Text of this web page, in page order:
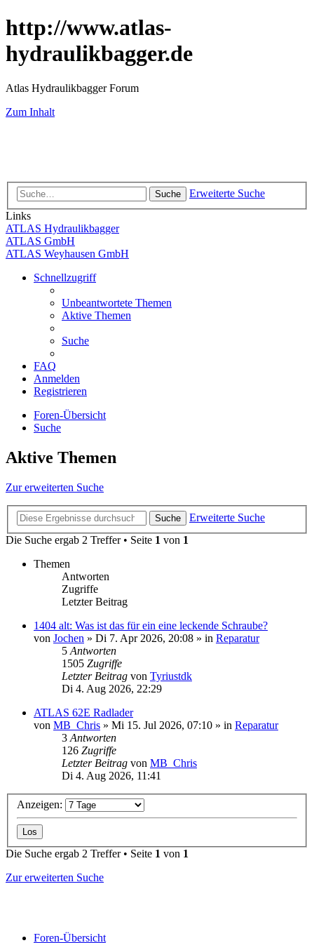
http://www.atlas-
hydraulikbagger.de
Atlas Hydraulikbagger Forum
Zum Inhalt
Suche
Erweiterte Suche
Links
ATLAS Hydraulikbagger
ATLAS GmbH
ATLAS Weyhausen GmbH
Schnellzugriff
Unbeantwortete Themen
Aktive Themen
Suche
FAQ
Anmelden
Registrieren
Foren-Übersicht
Suche
Aktive Themen
Zur erweiterten Suche
Suche
Erweiterte Suche
Die Suche ergab 2 Treffer • Seite 1 von 1
Themen
Antworten
Zugriffe
Letzter Beitrag
1404 alt: Was ist das für ein eine leckende Schraube?
von Jochen » Di 7. Apr 2026, 20:08 » in Reparatur
5 Antworten
1505 Zugriffe
Letzter Beitrag von Tyriustdk
Di 4. Aug 2026, 22:29
ATLAS 62E Radlader
von MB_Chris » Mi 15. Jul 2026, 07:10 » in Reparatur
3 Antworten
126 Zugriffe
Letzter Beitrag von MB_Chris
Di 4. Aug 2026, 11:41
Anzeigen:
Die Suche ergab 2 Treffer • Seite 1 von 1
Zur erweiterten Suche
Foren-Übersicht